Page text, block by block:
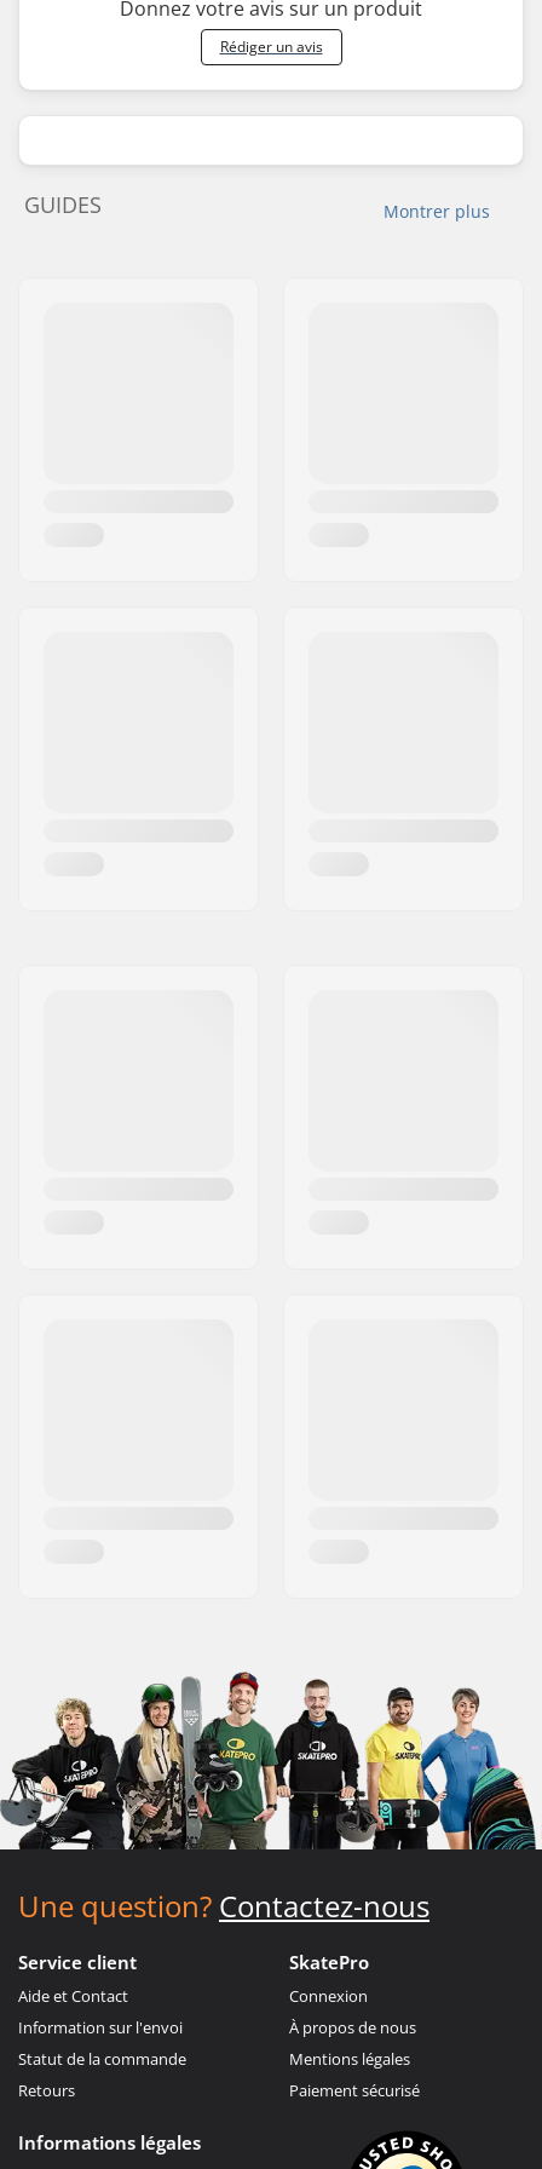
Donnez votre avis sur un produit
Rédiger un avis
Montrer plus
GUIDES
Une question? Contactez-nous
Service client
Aide et Contact
Information sur l'envoi
Statut de la commande
Retours
SkatePro
Connexion
À propos de nous
Mentions légales
Paiement sécurisé
Informations légales